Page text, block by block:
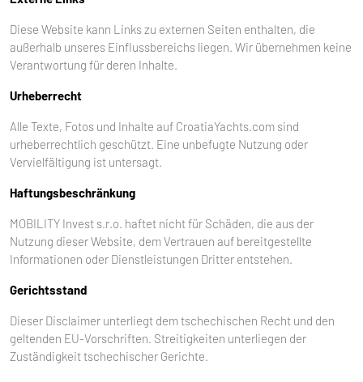
Diese Website kann Links zu externen Seiten enthalten, die
außerhalb unseres Einflussbereichs liegen. Wir übernehmen keine
Verantwortung für deren Inhalte.
Urheberrecht
Alle Texte, Fotos und Inhalte auf CroatiaYachts.com sind
urheberrechtlich geschützt. Eine unbefugte Nutzung oder
Vervielfältigung ist untersagt.
Haftungsbeschränkung
MOBILITY Invest s.r.o. haftet nicht für Schäden, die aus der
Nutzung dieser Website, dem Vertrauen auf bereitgestellte
Informationen oder Dienstleistungen Dritter entstehen.
Gerichtsstand
Dieser Disclaimer unterliegt dem tschechischen Recht und den
geltenden EU-Vorschriften. Streitigkeiten unterliegen der
Zuständigkeit tschechischer Gerichte.